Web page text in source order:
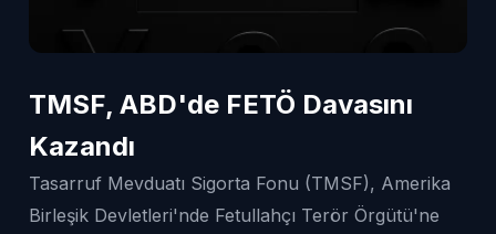
TMSF, ABD'de FETÖ Davasını
Kazandı
Tasarruf Mevduatı Sigorta Fonu (TMSF), Amerika
Birleşik Devletleri'nde Fetullahçı Terör Örgütü'ne